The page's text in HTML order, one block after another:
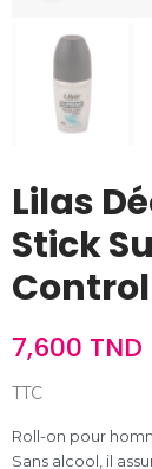
Lilas
Stick
7,600 TND
TTC
Roll-on pour
Sans alcool, il